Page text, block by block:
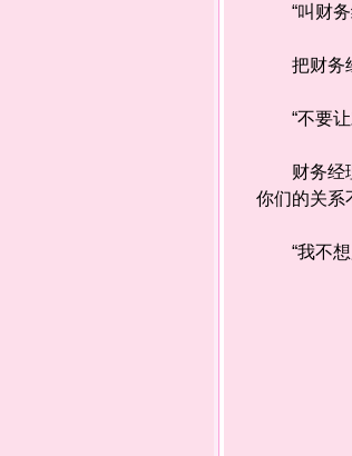
“叫财务
把财务经
“不要让
财务经理
你们的关系
“我不想